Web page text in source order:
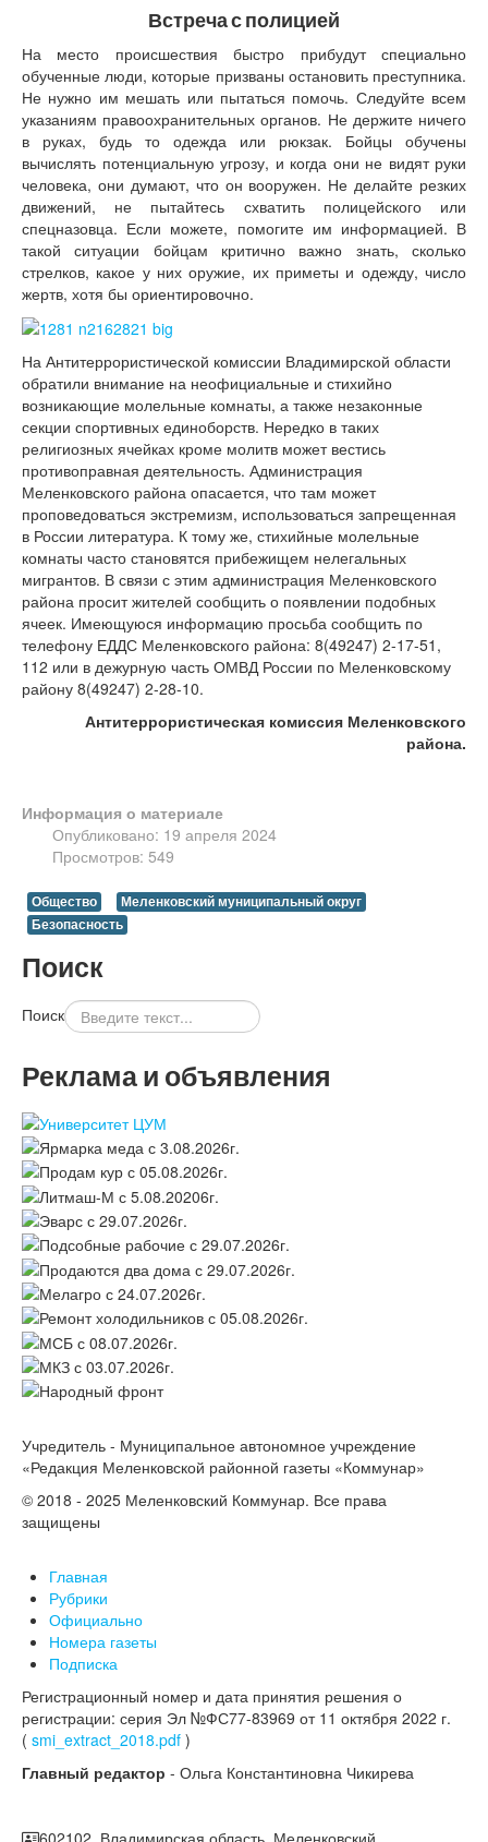
Встреча с полицией
На место происшествия быстро прибудут специально
обученные люди, которые призваны остановить преступника.
Не нужно им мешать или пытаться помочь. Следуйте всем
указаниям правоохранительных органов. Не держите ничего
в руках, будь то одежда или рюкзак. Бойцы обучены
вычислять потенциальную угрозу, и когда они не видят руки
человека, они думают, что он вооружен. Не делайте резких
движений, не пытайтесь схватить полицейского или
спецназовца. Если можете, помогите им информацией. В
такой ситуации бойцам критично важно знать, сколько
стрелков, какое у них оружие, их приметы и одежду, число
жертв, хотя бы ориентировочно.
На Антитеррористической комиссии Владимирской области
обратили внимание на неофициальные и стихийно
возникающие молельные комнаты, а также незаконные
секции спортивных единоборств. Нередко в таких
религиозных ячейках кроме молитв может вестись
противоправная деятельность. Администрация
Меленковского района опасается, что там может
проповедоваться экстремизм, использоваться запрещенная
в России литература. К тому же, стихийные молельные
комнаты часто становятся прибежищем нелегальных
мигрантов. В связи с этим администрация Меленковского
района просит жителей сообщить о появлении подобных
ячеек. Имеющуюся информацию просьба сообщить по
телефону ЕДДС Меленковского района: 8(49247) 2-17-51,
112 или в дежурную часть ОМВД России по Меленковскому
району 8(49247) 2-28-10.
Антитеррористическая комиссия Меленковского
района.
Информация о материале
Опубликовано: 19 апреля 2024
Просмотров: 549
Общество
Меленковский муниципальный округ
Безопасность
Поиск
Поиск
Реклама и объявления
Учредитель - Муниципальное автономное учреждение
«Редакция Меленковской районной газеты «Коммунар»
© 2018 - 2025 Меленковский Коммунар. Все права
защищены
Главная
Рубрики
Официально
Номера газеты
Подписка
Регистрационный номер и дата принятия решения о
регистрации: серия Эл №ФС77-83969 от 11 октября 2022 г.
( smi_extract_2018.pdf )
Главный редактор - Ольга Константиновна Чикирева